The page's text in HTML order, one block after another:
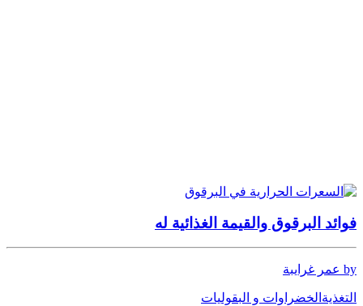
فوائد البرقوق والقيمة الغذائية له
by عمر غرايبة
التغذية الخضراوات و البقوليات